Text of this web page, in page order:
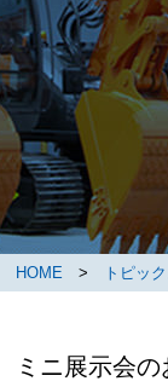
HOME > トピッ
ミニ展示会の